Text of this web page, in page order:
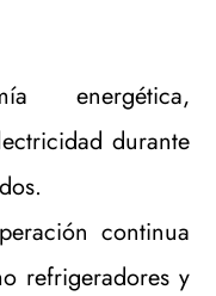
energética,
durante
continua
refrigeradores y